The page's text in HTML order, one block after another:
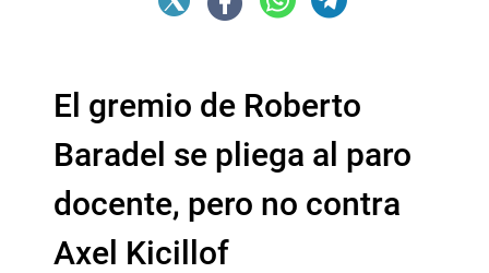
El gremio de Roberto
Baradel se pliega al paro
docente, pero no contra
Axel Kicillof